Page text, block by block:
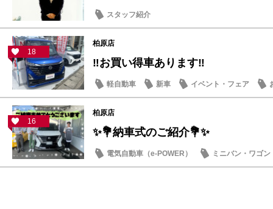
スタッフ紹介
18
柏原店
‼お買い得車あります‼
軽自動車 新車 イベント・フェア
16
柏原店
✨💐納車式のご紹介💐✨
電気自動車（e-POWER） ミニバン・ワゴン